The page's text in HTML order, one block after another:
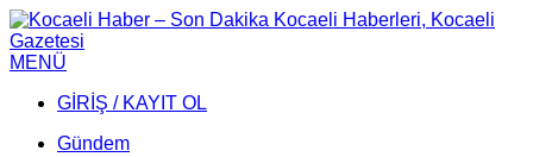
MENÜ
GİRİŞ / KAYIT OL
Gündem